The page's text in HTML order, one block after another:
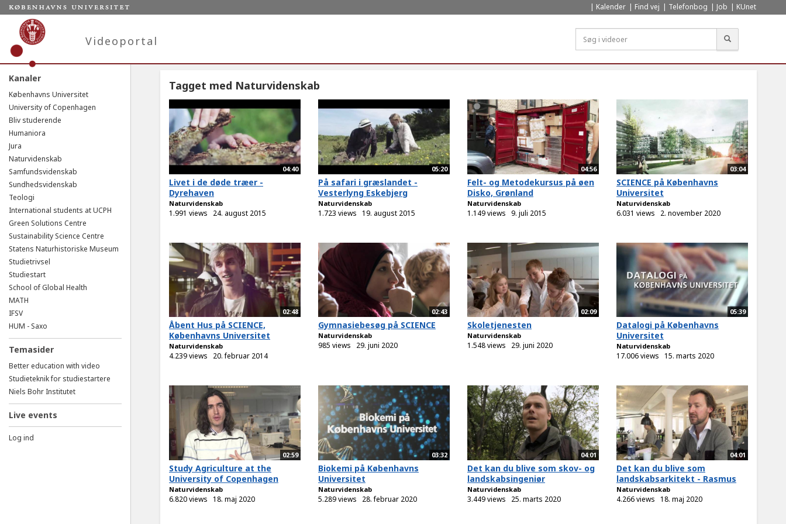
Kalender Find vej Telefonbog Job KUnet
Videoportal
Kanaler
Københavns Universitet
University of Copenhagen
Bliv studerende
Humaniora
Jura
Naturvidenskab
Samfundsvidenskab
Sundhedsvidenskab
Teologi
International students at UCPH
Green Solutions Centre
Sustainability Science Centre
Statens Naturhistoriske Museum
Studietrivsel
Studiestart
School of Global Health
MATH
IFSV
HUM - Saxo
Temasider
Better education with video
Studieteknik for studiestartere
Niels Bohr Institutet
Live events
Log ind
Tagget med Naturvidenskab
04:40
Livet i de døde træer -
Dyrehaven
Naturvidenskab
1.991 views 24. august 2015
05:20
På safari i græslandet -
Vesterlyng Eskebjerg
Naturvidenskab
1.723 views 19. august 2015
04:56
Felt- og Metodekursus på øen
Disko, Grønland
Naturvidenskab
1.149 views 9. juli 2015
03:04
SCIENCE på Københavns
Universitet
Naturvidenskab
6.031 views 2. november 2020
02:48
Åbent Hus på SCIENCE,
Københavns Universitet
Naturvidenskab
4.239 views 20. februar 2014
02:43
Gymnasiebesøg på SCIENCE
Naturvidenskab
985 views 29. juni 2020
02:09
Skoletjenesten
Naturvidenskab
1.548 views 29. juni 2020
05:39
Datalogi på Københavns
Universitet
Naturvidenskab
17.006 views 15. marts 2020
02:59
Study Agriculture at the
University of Copenhagen
Naturvidenskab
6.820 views 18. maj 2020
03:32
Biokemi på Københavns
Universitet
Naturvidenskab
5.289 views 28. februar 2020
04:01
Det kan du blive som skov- og
landskabsingeniør
Naturvidenskab
3.449 views 25. marts 2020
04:01
Det kan du blive som
landskabsarkitekt - Rasmus
Naturvidenskab
4.266 views 18. maj 2020